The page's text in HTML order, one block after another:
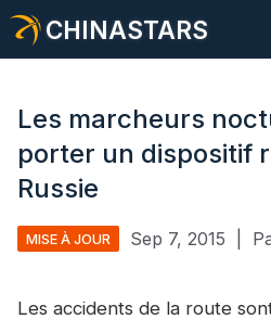
CHINASTARS
Matériau/ruban réfléchissant
Tissu réfléchissant de mode
Les marcheurs
porter un dispositif
Russie
MISE À JOUR Sep 7, 2015
Les accidents de la route